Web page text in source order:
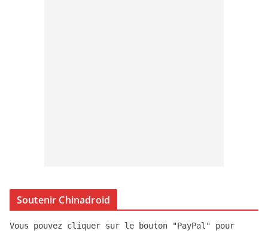
Soutenir Chinadroid
Vous pouvez cliquer sur le bouton "PayPal" pour